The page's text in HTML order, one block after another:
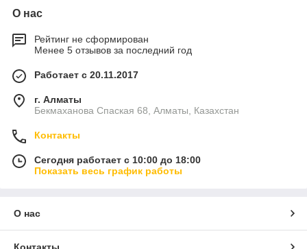
О нас
Рейтинг не сформирован
Менее 5 отзывов за последний год
Работает с 20.11.2017
г. Алматы
Бекмаханова Спаская 68, Алматы, Казахстан
Контакты
Сегодня работает с 10:00 до 18:00
Показать весь график работы
О нас